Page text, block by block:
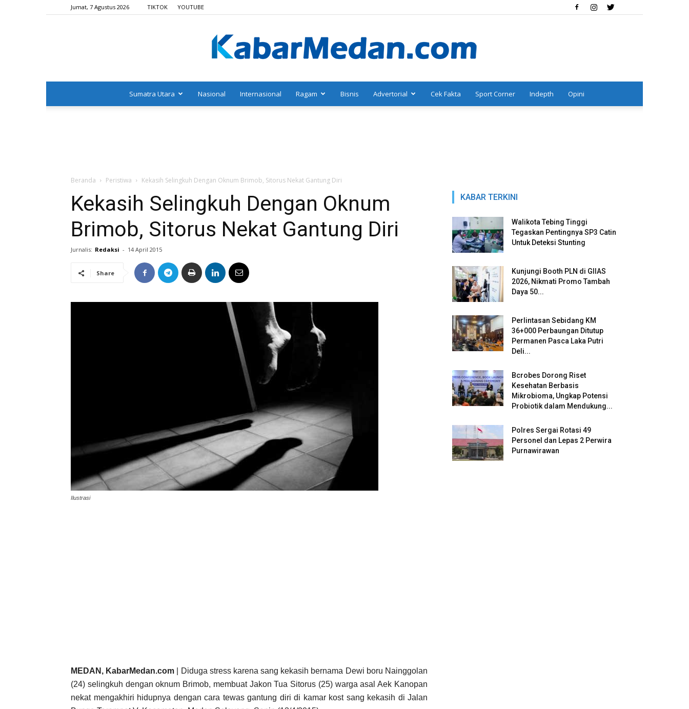
Jumat, 7 Agustus 2026 TIKTOK YOUTUBE
Sumatra Utara Nasional Internasional Ragam Bisnis Advertorial Cek Fakta Sport Corner Indepth Opini
Beranda Peristiwa Kekasih Selingkuh Dengan Oknum Brimob, Sitorus Nekat Gantung Diri
Kekasih Selingkuh Dengan Oknum
Brimob, Sitorus Nekat Gantung Diri
Jurnalis: Redaksi - 14 April 2015
Share
Ilustrasi
MEDAN, KabarMedan.com | Diduga stress karena sang kekasih bernama Dewi boru Nainggolan
(24) selingkuh dengan oknum Brimob, membuat Jakon Tua Sitorus (25) warga asal Aek Kanopan
nekat mengakhiri hidupnya dengan cara tewas gantung diri di kamar kost sang kekasih di Jalan
KABAR TERKINI
Walikota Tebing Tinggi
Tegaskan Pentingnya SP3 Catin
Untuk Deteksi Stunting
Kunjungi Booth PLN di GIIAS
2026, Nikmati Promo Tambah
Daya 50...
Perlintasan Sebidang KM
36+000 Perbaungan Ditutup
Permanen Pasca Laka Putri
Deli...
Bcrobes Dorong Riset
Kesehatan Berbasis
Mikrobioma, Ungkap Potensi
Probiotik dalam Mendukung...
Polres Sergai Rotasi 49
Personel dan Lepas 2 Perwira
Purnawirawan